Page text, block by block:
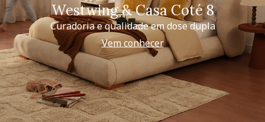
Westwing & Casa Coté 8
Curadoria e qualidade em dose dupla
Vem conhecer